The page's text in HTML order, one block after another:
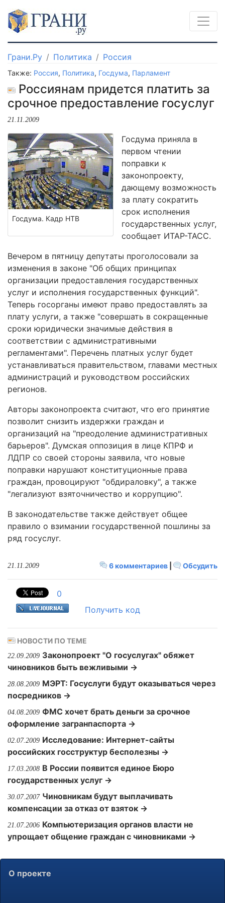
Грани.Ру Политика Россия
Также: Россия, Политика, Госдума, Парламент
Россиянам придется платить за
срочное предоставление госуслуг
21.11.2009
Госдума. Кадр НТВ
Госдума приняла в
первом чтении
поправки к
законопроекту,
дающему возможность
за плату сократить
срок исполнения
государственных услуг,
сообщает ИТАР-ТАСС.
Вечером в пятницу депутаты проголосовали за
изменения в законе "Об общих принципах
организации предоставления государственных
услуг и исполнения государственных функций".
Теперь госорганы имеют право предоставлять за
плату услуги, а также "совершать в сокращенные
сроки юридически значимые действия в
соответствии с административными
регламентами". Перечень платных услуг будет
устанавливаться правительством, главами местных
администраций и руководством российских
регионов.
Авторы законопроекта считают, что его принятие
позволит снизить издержки граждан и
организаций на "преодоление административных
барьеров". Думская оппозиция в лице КПРФ и
ЛДПР со своей стороны заявила, что новые
поправки нарушают конституционные права
граждан, провоцируют "обдираловку", а также
"легализуют взяточничество и коррупцию".
В законодательстве также действует общее
правило о взимании государственной пошлины за
ряд госуслуг.
6 комментариев Обсудить
21.11.2009
0
Получить код
НОВОСТИ ПО ТЕМЕ
22.09.2009 Законопроект "О госуслугах" обяжет
чиновников быть вежливыми →
28.08.2009 МЭРТ: Госуслуги будут оказываться через
посредников →
04.08.2009 ФМС хочет брать деньги за срочное
оформление загранпаспорта →
02.07.2009 Исследование: Интернет-сайты
российских госструктур бесполезны →
17.03.2008 В России появится единое Бюро
государственных услуг →
30.07.2007 Чиновникам будут выплачивать
компенсации за отказ от взяток →
21.07.2006 Компьютеризация органов власти не
упрощает общение граждан с чиновниками →
О проекте